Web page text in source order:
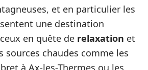
et en particulier les
une destination
en quête de relaxation et
sources chaudes comme les
à Ax-les-Thermes ou les